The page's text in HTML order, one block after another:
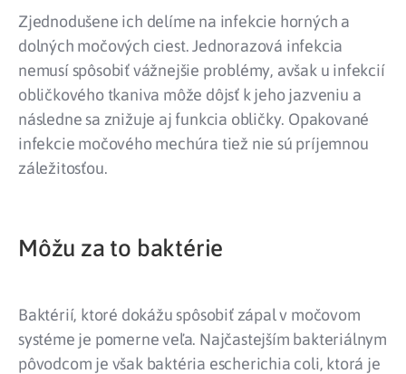
Zjednodušene ich delíme na infekcie horných a
dolných močových ciest. Jednorazová infekcia
nemusí spôsobiť vážnejšie problémy, avšak u infekcií
obličkového tkaniva môže dôjsť k jeho jazveniu a
následne sa znižuje aj funkcia obličky. Opakované
infekcie močového mechúra tiež nie sú príjemnou
záležitosťou.
Môžu za to baktérie
Baktérií, ktoré dokážu spôsobiť zápal v močovom
systéme je pomerne veľa. Najčastejším bakteriálnym
pôvodcom je však baktéria escherichia coli, ktorá je